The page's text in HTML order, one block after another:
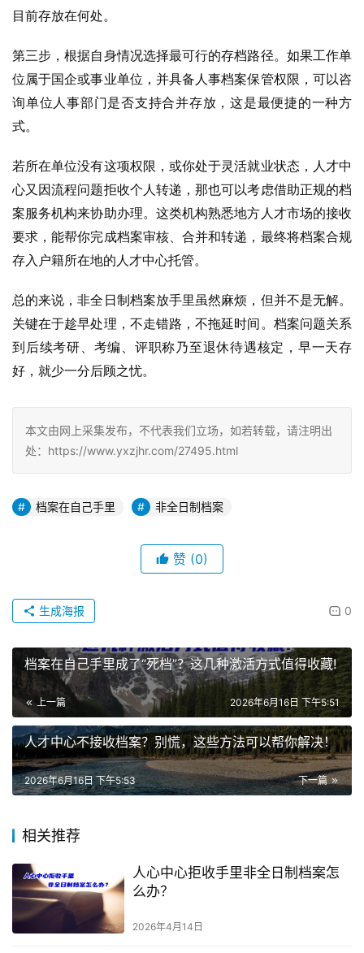
目前存放在何处。
第三步，根据自身情况选择最可行的存档路径。如果工作单
位属于国企或事业单位，并具备人事档案保管权限，可以咨
询单位人事部门是否支持合并存放，这是最便捷的一种方
式。
若所在单位没有这项权限，或你处于灵活就业状态，人才中
心又因流程问题拒收个人转递，那也可以考虑借助正规的档
案服务机构来协助办理。这类机构熟悉地方人才市场的接收
要求，能帮你完成档案审核、合并和转递，最终将档案合规
存入户籍所在地的人才中心托管。
总的来说，非全日制档案放手里虽然麻烦，但并不是无解。
关键在于趁早处理，不走错路，不拖延时间。档案问题关系
到后续考研、考编、评职称乃至退休待遇核定，早一天存
好，就少一分后顾之忧。
本文由网上采集发布，不代表我们立场，如若转载，请注明出
处：https://www.yxzjhr.com/27495.html
档案在自己手里 非全日制档案
赞 (0)
0
生成海报
档案在自己手里成了“死档”？这几种激活方式值得收藏!
上一篇 2026年6月16日 下午5:51
人才中心不接收档案？别慌，这些方法可以帮你解决！
下一篇
2026年6月16日 下午5:53
相关推荐
人心中心拒收手里非全日制档案怎
么办？
2026年4月14日